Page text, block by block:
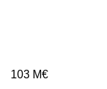
103 M€